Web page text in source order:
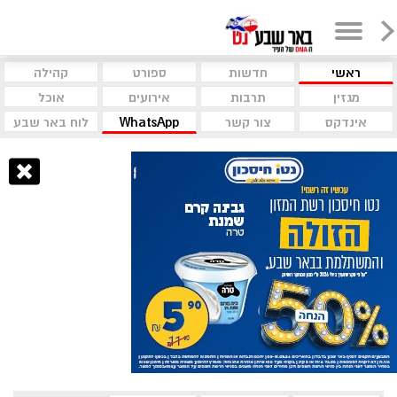
ראשי חדשות ספורט
קהילה
מגזין
תרבות אירועים
אוכל
אינדקס
צור קשר WhatsApp לוח באר שבע